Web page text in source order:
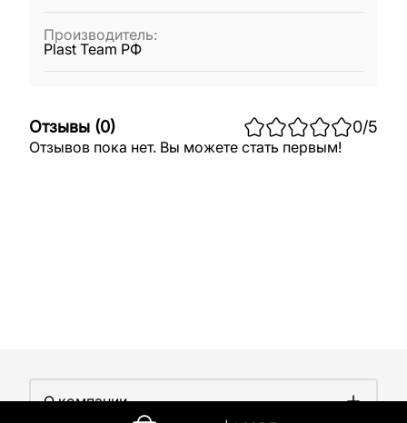
Производитель:
Plast Team РФ
Отзывы (0) 0/5
Отзывов пока нет. Вы можете стать первым!
О компании